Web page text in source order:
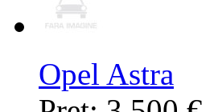
Opel Astra